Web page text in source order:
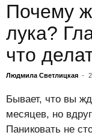
Почему
лука?
что
Людмила Светлицкая -
Бывает, что вы
месяцев, но
Паниковать не